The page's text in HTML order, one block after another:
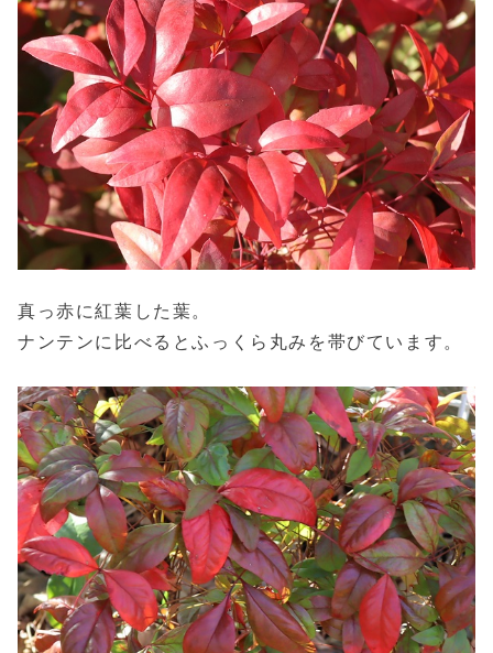
真っ赤に紅葉した葉。
ナンテンに比べるとふっくら丸みを帯びています。